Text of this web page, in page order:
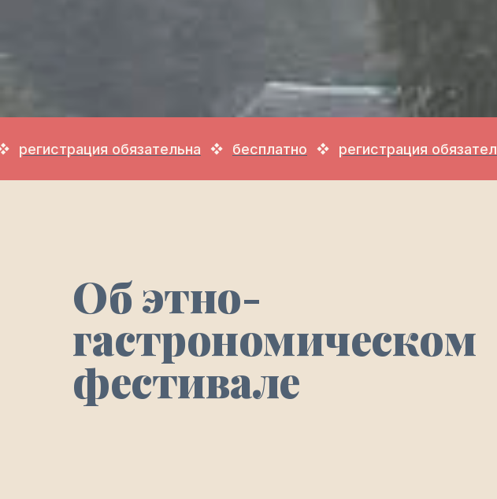
обязательна бесплатно регистрация обязательна
Об этно-
гастрономическом
фестивале